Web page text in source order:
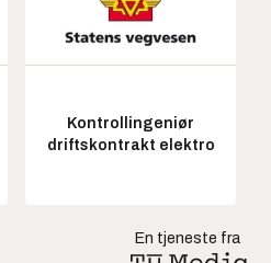
Kontrollingeniør
driftskontrakt elektro
En tjeneste fra